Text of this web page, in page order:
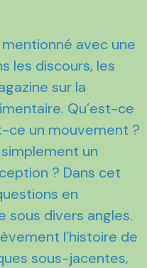
avec une
les discours, les
sur la
Qu’est-ce
ce un mouvement ?
un
? Dans cet
en
sous divers angles.
l’histoire de
sous-jacentes,